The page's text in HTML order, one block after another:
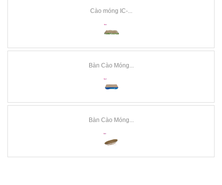
Cào móng IC-...
Bàn Cào Móng...
Bàn Cào Móng...